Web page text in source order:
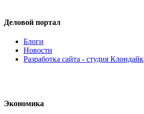
Деловой портал
Блоги
Новости
Разработка сайта - студия Клондайк
Экономика